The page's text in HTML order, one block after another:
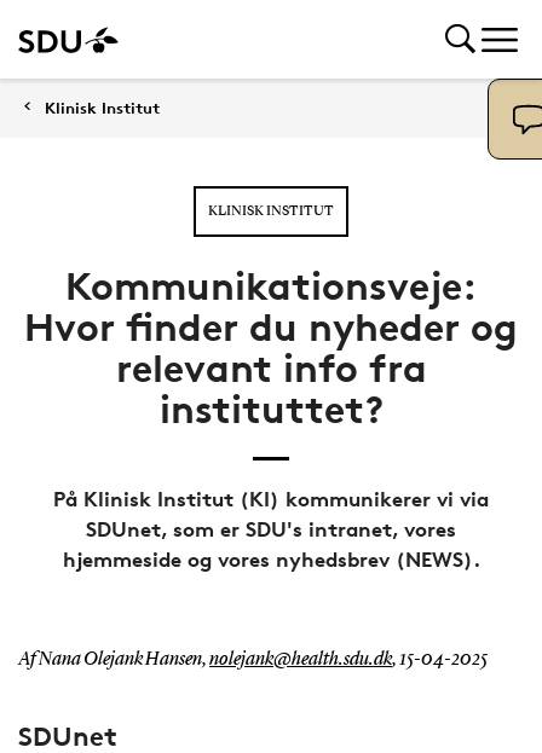
Klinisk Institut
KLINISK INSTITUT
Kommunikationsveje:
Hvor finder du nyheder og
relevant info fra
instituttet?
På Klinisk Institut (KI) kommunikerer vi via
SDUnet, som er SDU's intranet, vores
hjemmeside og vores nyhedsbrev (NEWS).
Af Nana Olejank Hansen,nolejank@health.sdu.dk,15-04-2025
SDUnet